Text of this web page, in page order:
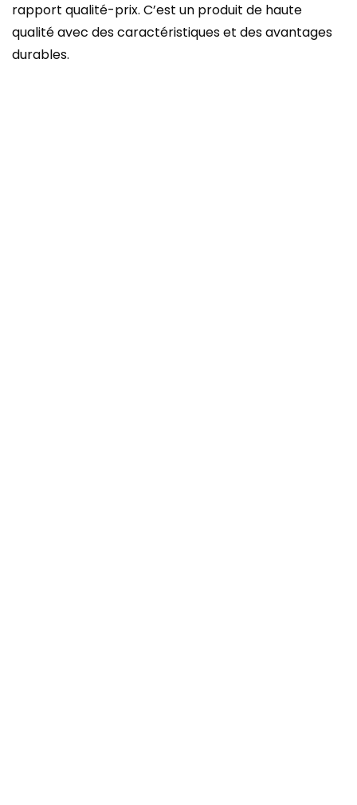
rapport qualité-prix. C’est un produit de haute
qualité avec des caractéristiques et des avantages
durables.